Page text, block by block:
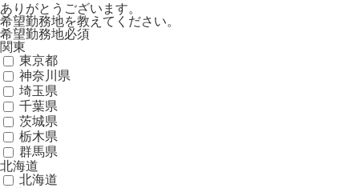
ありがとうございます。
希望勤務地を教えてください。
希望勤務地必須
関東
東京都
神奈川県
埼玉県
千葉県
茨城県
栃木県
群馬県
北海道
北海道